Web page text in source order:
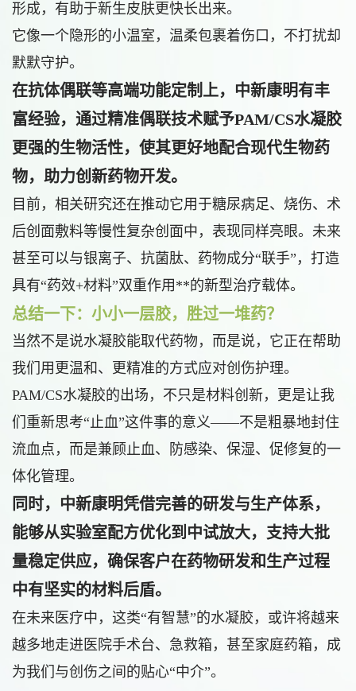
形成，有助于新生皮肤更快长出来。
它像一个隐形的小温室，温柔包裹着伤口，不打扰却
默默守护。
在抗体偶联等高端功能定制上，中新康明有丰
富经验，通过精准偶联技术赋予PAM/CS水凝胶
更强的生物活性，使其更好地配合现代生物药
物，助力创新药物开发。
目前，相关研究还在推动它用于糖尿病足、烧伤、术
后创面敷料等慢性复杂创面中，表现同样亮眼。未来
甚至可以与银离子、抗菌肽、药物成分“联手”，打造
具有“药效+材料”双重作用**的新型治疗载体。
总结一下：小小一层胶，胜过一堆药？
当然不是说水凝胶能取代药物，而是说，它正在帮助
我们用更温和、更精准的方式应对创伤护理。
PAM/CS水凝胶的出场，不只是材料创新，更是让我
们重新思考“止血”这件事的意义——不是粗暴地封住
流血点，而是兼顾止血、防感染、保湿、促修复的一
体化管理。
同时，中新康明凭借完善的研发与生产体系，
能够从实验室配方优化到中试放大，支持大批
量稳定供应，确保客户在药物研发和生产过程
中有坚实的材料后盾。
在未来医疗中，这类“有智慧”的水凝胶，或许将越来
越多地走进医院手术台、急救箱，甚至家庭药箱，成
为我们与创伤之间的贴心“中介”。